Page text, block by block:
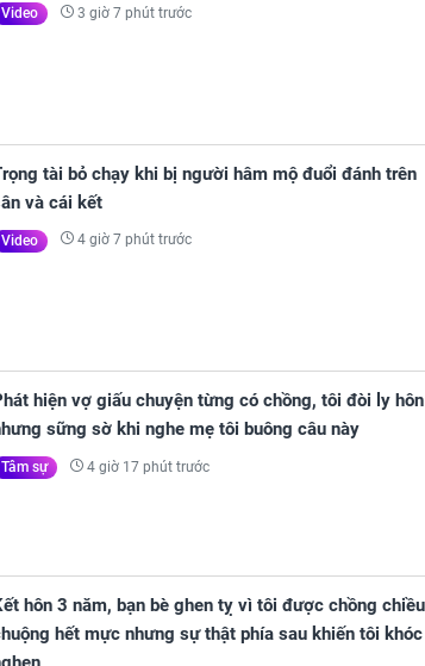
Video 3 giờ 7 phút trước
tài bỏ chạy khi bị người hâm mộ đuổi đánh trên
và cái kết
Video 4 giờ 7 phút trước
hiện vợ giấu chuyện từng có chồng, tôi đòi ly hôn
sững sờ khi nghe mẹ tôi buông câu này
Tâm sự 4 giờ 17 phút trước
hôn 3 năm, bạn bè ghen tỵ vì tôi được chồng chiều
hết mực nhưng sự thật phía sau khiến tôi khóc